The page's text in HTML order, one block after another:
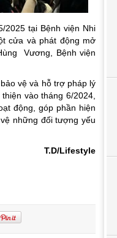
2025 tại Bệnh viện Nhi
cửa và phát động mở
Vương, Bệnh viện
vệ và hỗ trợ pháp lý
vào tháng 6/2024,
động, góp phần hiện
những đối tượng yếu
T.D/Lifestyle